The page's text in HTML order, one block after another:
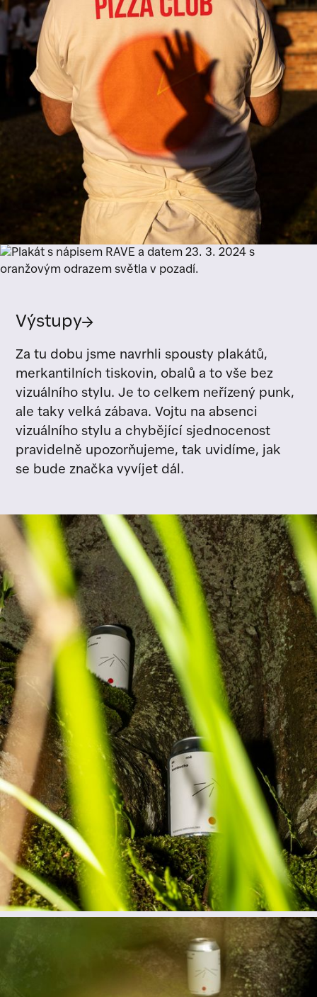
Výstupy→
Za tu dobu jsme navrhli spousty plakátů,
merkantilních tiskovin, obalů a to vše bez
vizuálního stylu. Je to celkem neřízený punk,
ale taky velká zábava. Vojtu na absenci
vizuálního stylu a chybějící sjednocenost
pravidelně upozorňujeme, tak uvidíme, jak
se bude značka vyvíjet dál.